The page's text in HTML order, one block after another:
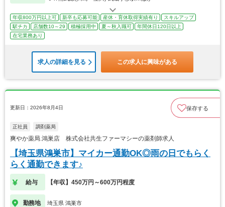
年収800万円以上可 新卒も応募可能 産休・育休取得実績有り
スキルアップ
駅チカ
店舗数10～29 積極採用中 夏～秋入職可
年間休日120日以上
在宅業務あり
求人の詳細を見る この求人に興味がある
更新日：2026年8月4日 保存する
正社員 調剤薬局
爽やか薬局.鴻巣店 株式会社共生ファーマシーの薬剤師求人
【埼玉県鴻巣市】マイカー通勤OK◎雨の日でもらく
らく通勤できます♪
給与 【年収】450万円～600万円程度
勤務地 埼玉県 鴻巣市